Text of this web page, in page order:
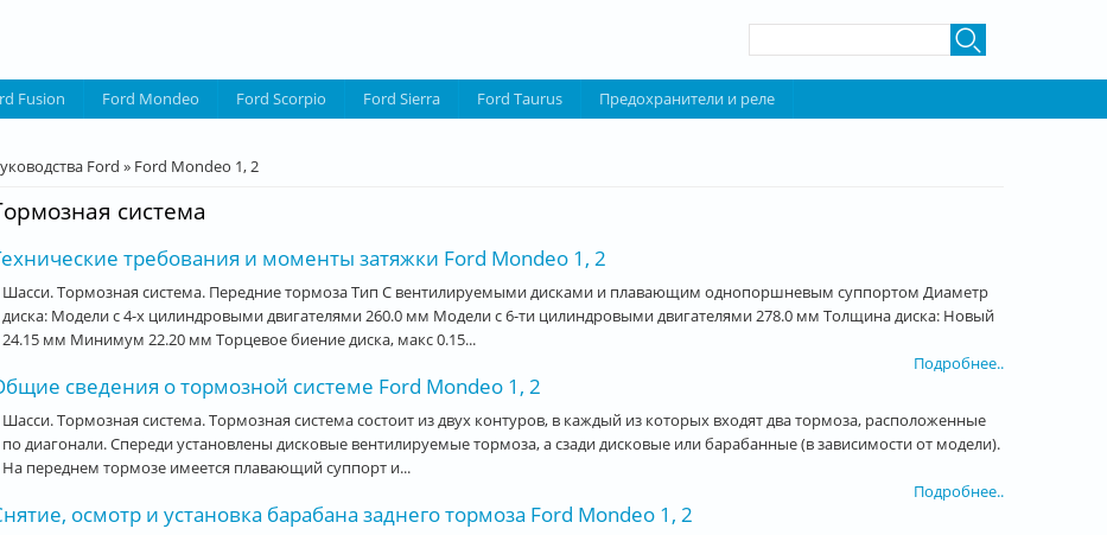
Fusion Ford Mondeo Ford Scorpio Ford Sierra Ford Taurus Предохранители и реле
здесь Ford » Ford Mondeo 1, 2
система
требования и моменты затяжки Ford Mondeo 1, 2
Шасси. Тормозная система. Передние тормоза Тип С вентилируемыми дисками и плавающим однопоршневым суппортом Диаметр
диска: Модели с 4-х цилиндровыми двигателями 260.0 мм Модели с 6-ти цилиндровыми двигателями 278.0 мм Толщина диска: Новый
24.15 мм Минимум 22.20 мм Торцевое биение диска, макс 0.15...
Подробнее..
сведения о тормозной системе Ford Mondeo 1, 2
Шасси. Тормозная система. Тормозная система состоит из двух контуров, в каждый из которых входят два тормоза, расположенные
по диагонали. Спереди установлены дисковые вентилируемые тормоза, а сзади дисковые или барабанные (в зависимости от модели).
На переднем тормозе имеется плавающий суппорт и...
Подробнее..
осмотр и установка барабана заднего тормоза Ford Mondeo 1, 2